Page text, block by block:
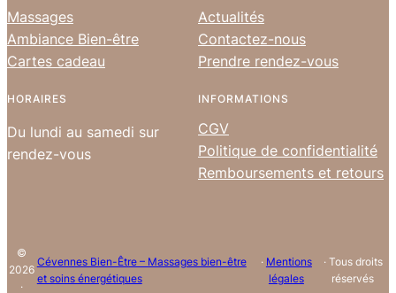
Massages
Ambiance Bien-être
Cartes cadeau
Actualités
Contactez-nous
Prendre rendez-vous
HORAIRES
Du lundi au samedi sur
rendez-vous
INFORMATIONS
CGV
Politique de confidentialité
Remboursements et retours
©
2026
·
Cévennes Bien-Être – Massages bien-être
et soins énergétiques
· Mentions
légales
· Tous droits
réservés